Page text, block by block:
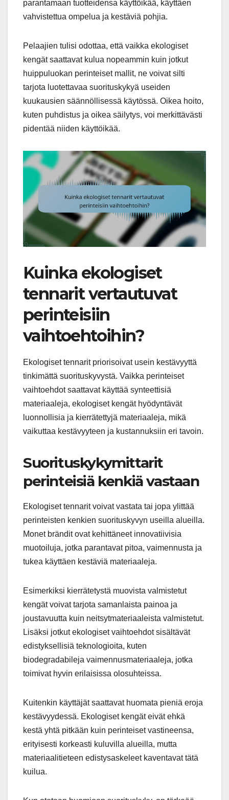
parantamaan tuotteidensa käyttöikää, käyttäen
vahvistettua ompelua ja kestäviä pohjia.
Pelaajien tulisi odottaa, että vaikka ekologiset
kengät saattavat kulua nopeammin kuin jotkut
huippuluokan perinteiset mallit, ne voivat silti
tarjota luotettavaa suorituskykyä useiden
kuukausien säännöllisessä käytössä. Oikea hoito,
kuten puhdistus ja oikea säilytys, voi merkittävästi
pidentää niiden käyttöikää.
Kuinka ekologiset
tennarit vertautuvat
perinteisiin
vaihtoehtoihin?
Ekologiset tennarit priorisoivat usein kestävyyttä
tinkimättä suorituskyvystä. Vaikka perinteiset
vaihtoehdot saattavat käyttää synteettisiä
materiaaleja, ekologiset kengät hyödyntävät
luonnollisia ja kierrätettyjä materiaaleja, mikä
vaikuttaa kestävyyteen ja kustannuksiin eri tavoin.
Suorituskykymittarit
perinteisiä kenkiä vastaan
Ekologiset tennarit voivat vastata tai jopa ylittää
perinteisten kenkien suorituskyvyn useilla alueilla.
Monet brändit ovat kehittäneet innovatiivisia
muotoiluja, jotka parantavat pitoa, vaimennusta ja
tukea käyttäen kestäviä materiaaleja.
Esimerkiksi kierrätetystä muovista valmistetut
kengät voivat tarjota samanlaista painoa ja
joustavuutta kuin neitsytmateriaaleista valmistetut.
Lisäksi jotkut ekologiset vaihtoehdot sisältävät
edistyksellisiä teknologioita, kuten
biodegradabileja vaimennusmateriaaleja, jotka
toimivat hyvin erilaisissa olosuhteissa.
Kuitenkin käyttäjät saattavat huomata pieniä eroja
kestävyydessä. Ekologiset kengät eivät ehkä
kestä yhtä pitkään kuin perinteiset vastineensa,
erityisesti korkeasti kuluvilla alueilla, mutta
materiaalitieteen edistysaskeleet kaventavat tätä
kuilua.